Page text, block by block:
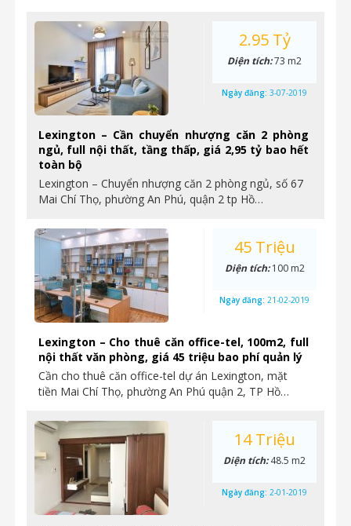
Lexington – Cần chuyển nhượng căn 2 phòng
ngủ, full nội thất, tầng thấp, giá 2,95 tỷ bao hết
toàn bộ
Lexington – Chuyển nhượng căn 2 phòng ngủ, số 67
Mai Chí Thọ, phường An Phú, quận 2 tp Hồ…
2.95 Tỷ
Diện tích:73 m2
Ngày đăng: 3-07-2019
Lexington – Cho thuê căn office-tel, 100m2, full
nội thất văn phòng, giá 45 triệu bao phí quản lý
Cần cho thuê căn office-tel dự án Lexington, mặt
tiền Mai Chí Thọ, phường An Phú quận 2, TP Hồ…
45 Triệu
Diện tích:100 m2
Ngày đăng: 21-02-2019
14 Triệu
Diện tích:48.5 m2
Ngày đăng: 2-01-2019